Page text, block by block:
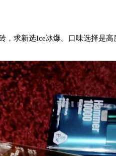
，求新选Ice冰爆。口味选择是